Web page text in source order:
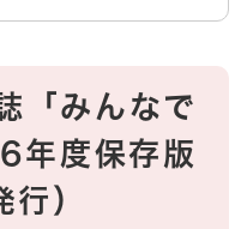
「みんなで
年度保存版
）